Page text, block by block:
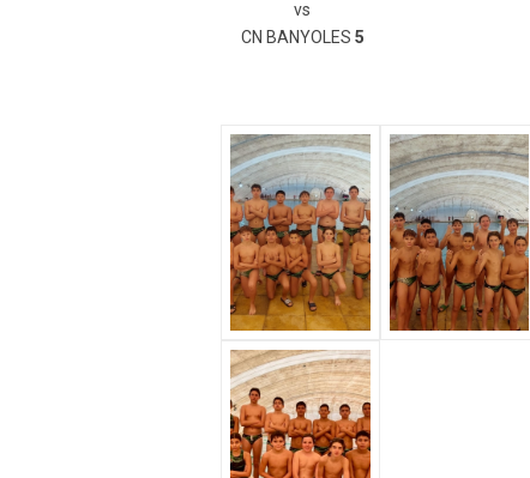
vs
CN BANYOLES 5